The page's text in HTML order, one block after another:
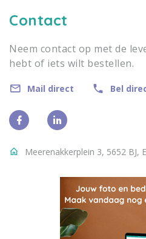
Contact
Neem contact op met de
hebt of iets wilt bestellen.
Mail direct Bel
Meerenakkerplein 3, 5652 BJ,